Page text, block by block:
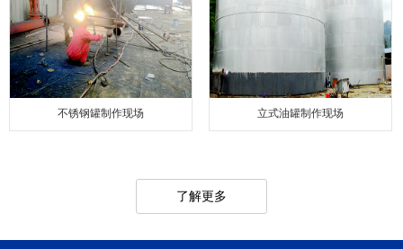
不锈钢罐制作现场 立式油罐制作现场
了解更多